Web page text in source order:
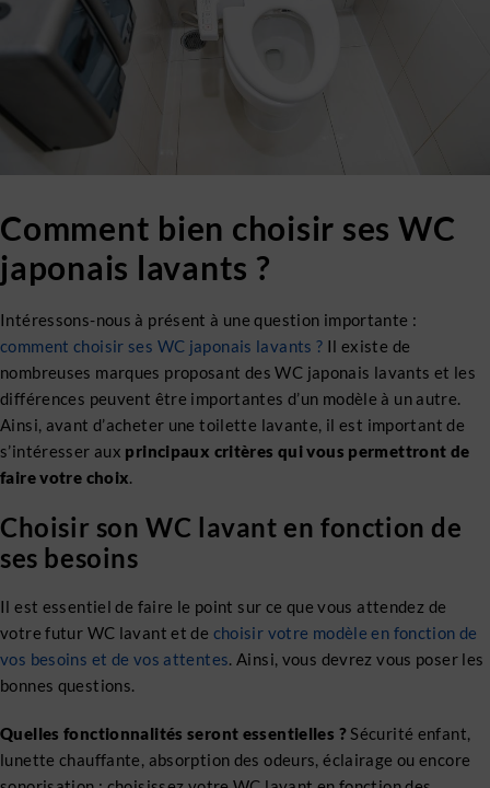
Comment bien choisir ses WC
japonais lavants ?
Intéressons-nous à présent à une question importante :
comment choisir ses WC japonais lavants ? Il existe de
nombreuses marques proposant des WC japonais lavants et les
différences peuvent être importantes d’un modèle à un autre.
Ainsi, avant d’acheter une toilette lavante, il est important de
s’intéresser aux principaux critères qui vous permettront de
faire votre choix.
Choisir son WC lavant en fonction de
ses besoins
Il est essentiel de faire le point sur ce que vous attendez de
votre futur WC lavant et de choisir votre modèle en fonction de
vos besoins et de vos attentes. Ainsi, vous devrez vous poser les
bonnes questions.
Quelles fonctionnalités seront essentielles ?Sécurité enfant,
lunette chauffante, absorption des odeurs, éclairage ou encore